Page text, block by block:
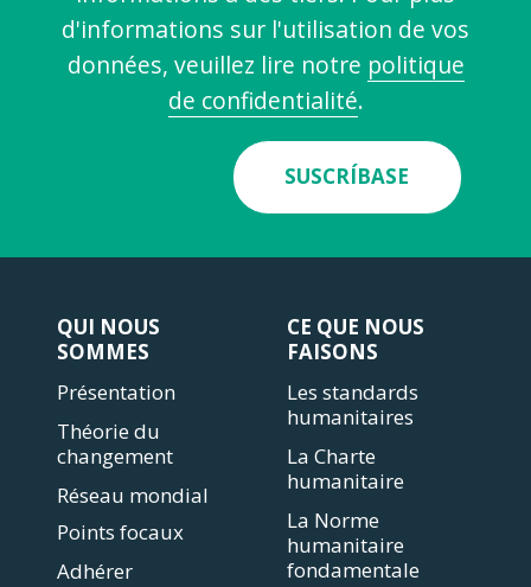
d'informations sur l'utilisation de vos
données, veuillez lire notre politique
de confidentialité.
SUSCRÍBASE
QUI NOUS
SOMMES
Présentation
Théorie du
changement
Réseau mondial
Points focaux
Adhérer
CE QUE NOUS
FAISONS
Les standards
humanitaires
La Charte
humanitaire
La Norme
humanitaire
fondamentale